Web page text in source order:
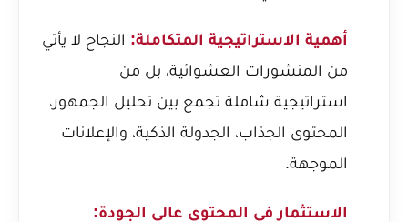
أهمية الاستراتيجية المتكاملة: النجاح لا يأتي
من المنشورات العشوائية، بل من
استراتيجية شاملة تجمع بين تحليل الجمهور،
المحتوى الجذاب، الجدولة الذكية، والإعلانات
الموجهة.
الاستثمار في المحتوى عالي الجودة: